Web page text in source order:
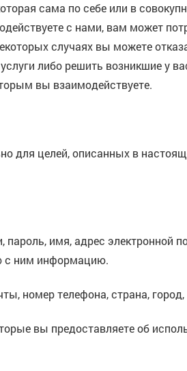
сама по себе или в
с нами, вам может
случаях вы можете
либо решить возникшие у
вы взаимодействуете.
для целей, описанных в
имя, адрес электронной
с ним информацию.
номер телефона, страна,
вы предоставляете об